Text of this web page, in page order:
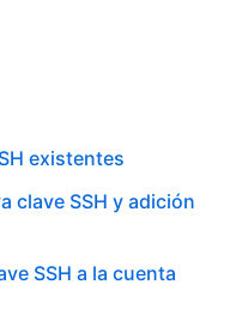
existentes
clave SSH y adición
SSH a la cuenta